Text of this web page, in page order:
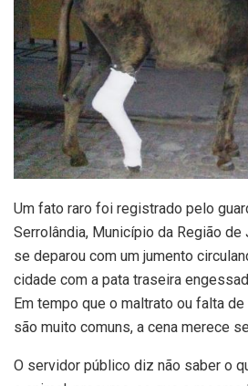
Um fato raro foi registrado pelo
Serrolândia, Município da Região
se deparou com um jumento
cidade com a pata traseira
Em tempo que o maltrato ou falta
são muito comuns, a cena merece
O servidor público diz não saber o